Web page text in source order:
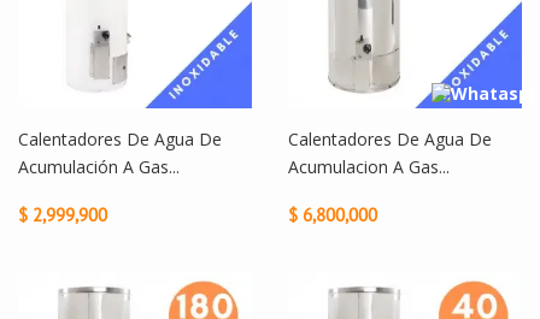
Calentadores De Agua De
Acumulación A Gas...
$ 2,999,900
Calentadores De Agua De
Acumulacion A Gas...
$ 6,800,000